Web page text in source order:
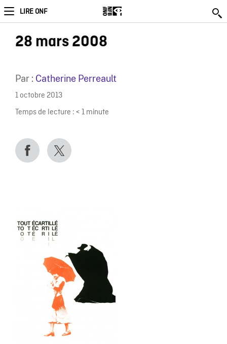
LIRE ONF
28 mars 2008
Par : Catherine Perreault
1 octobre 2013
Temps de lecture : < 1 minute